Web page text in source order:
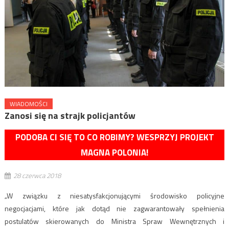
WIADOMOŚCI
Zanosi się na strajk policjantów
PODOBA CI SIĘ TO CO ROBIMY? WESPRZYJ PROJEKT
MAGNA POLONIA!
28 czerwca 2018
„W związku z niesatysfakcjonującymi środowisko policyjne
negocjacjami, które jak dotąd nie zagwarantowały spełnienia
postulatów skierowanych do Ministra Spraw Wewnętrznych i